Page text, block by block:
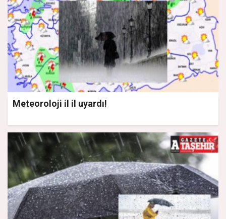
Meteoroloji il il uyardı!